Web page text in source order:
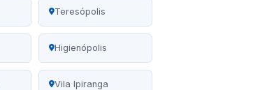
Teresópolis
Higienópolis
Vila Ipiranga